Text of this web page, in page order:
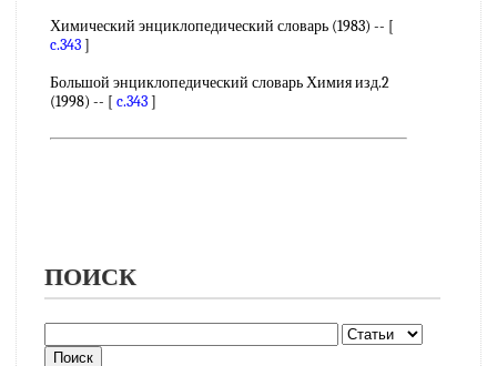
Химический энциклопедический словарь (1983) -- [
c.343]
Большой энциклопедический словарь Химия изд.2
(1998) -- [ c.343]
ПОИСК